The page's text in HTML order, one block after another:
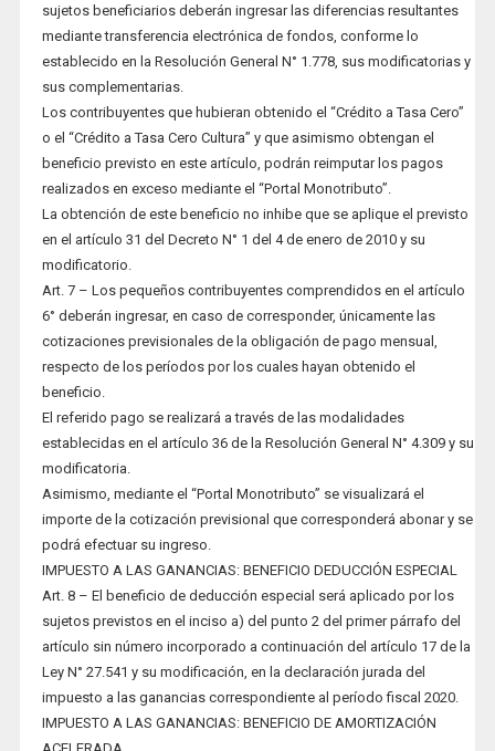
sujetos beneficiarios deberán ingresar las diferencias resultantes
mediante transferencia electrónica de fondos, conforme lo
establecido en la Resolución General N° 1.778, sus modificatorias y
sus complementarias.
Los contribuyentes que hubieran obtenido el “Crédito a Tasa Cero”
o el “Crédito a Tasa Cero Cultura” y que asimismo obtengan el
beneficio previsto en este artículo, podrán reimputar los pagos
realizados en exceso mediante el “Portal Monotributo”.
La obtención de este beneficio no inhibe que se aplique el previsto
en el artículo 31 del Decreto N° 1 del 4 de enero de 2010 y su
modificatorio.
Art. 7 – Los pequeños contribuyentes comprendidos en el artículo
6° deberán ingresar, en caso de corresponder, únicamente las
cotizaciones previsionales de la obligación de pago mensual,
respecto de los períodos por los cuales hayan obtenido el
beneficio.
El referido pago se realizará a través de las modalidades
establecidas en el artículo 36 de la Resolución General N° 4.309 y su
modificatoria.
Asimismo, mediante el “Portal Monotributo” se visualizará el
importe de la cotización previsional que corresponderá abonar y se
podrá efectuar su ingreso.
IMPUESTO A LAS GANANCIAS: BENEFICIO DEDUCCIÓN ESPECIAL
Art. 8 – El beneficio de deducción especial será aplicado por los
sujetos previstos en el inciso a) del punto 2 del primer párrafo del
artículo sin número incorporado a continuación del artículo 17 de la
Ley N° 27.541 y su modificación, en la declaración jurada del
impuesto a las ganancias correspondiente al período fiscal 2020.
IMPUESTO A LAS GANANCIAS: BENEFICIO DE AMORTIZACIÓN